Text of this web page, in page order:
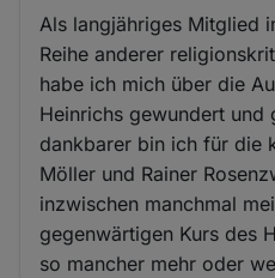
Als langjähriges Mitglied
Reihe anderer
habe ich mich über die
Heinrichs gewundert und
dankbarer bin ich für die
Möller und Rainer
inzwischen manchmal
gegenwärtigen Kurs des
so mancher mehr oder